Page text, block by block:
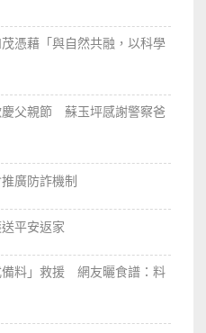
憑藉「與自然共融，以科學
父親節 蘇玉坪感謝警察爸
廣防詐機制
平安返家
備料」救援 網友曬食譜：料